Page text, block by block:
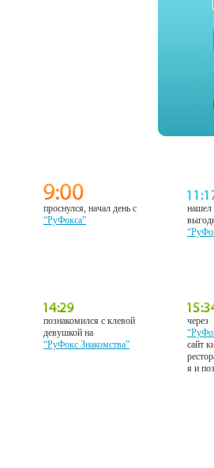
проснулся, начал день с
“РуФокса”
нашел
познакомился с клевой
девушкой на
“РуФокс Знакомства”
через
сайт
я и